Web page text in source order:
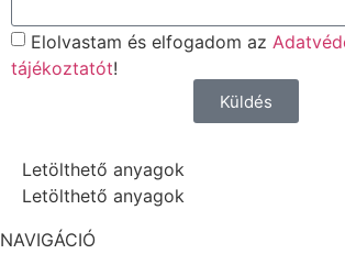
Elolvastam és elfogadom az
tájékoztatót!
Küldés
Letölthető anyagok
Letölthető anyagok
NAVIGÁCIÓ